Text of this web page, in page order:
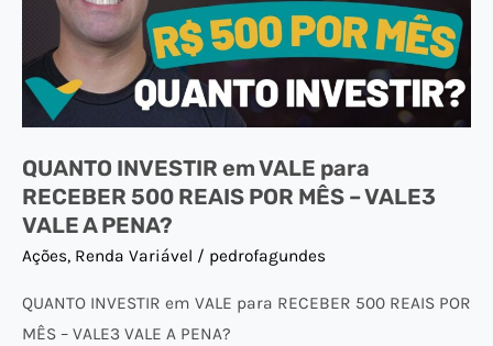
QUANTO INVESTIR em VALE para
RECEBER 500 REAIS POR MÊS – VALE3
VALE A PENA?
Ações, Renda Variável / pedrofagundes
QUANTO INVESTIR em VALE para RECEBER 500 REAIS POR
MÊS – VALE3 VALE A PENA?
RECEBER
500
REAIS
MÊS
–
VALE3
VALE
PENA?